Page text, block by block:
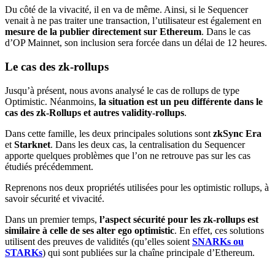
Du côté de la vivacité, il en va de même. Ainsi, si le Sequencer
venait à ne pas traiter une transaction, l’utilisateur est également en
mesure de la publier directement sur Ethereum. Dans le cas
d’OP Mainnet, son inclusion sera forcée dans un délai de 12 heures.
Le cas des zk-rollups
Jusqu’à présent, nous avons analysé le cas de rollups de type
Optimistic. Néanmoins, la situation est un peu différente dans le
cas des zk-Rollups et autres validity-rollups.
Dans cette famille, les deux principales solutions sont zkSync Era
et Starknet. Dans les deux cas, la centralisation du Sequencer
apporte quelques problèmes que l’on ne retrouve pas sur les cas
étudiés précédemment.
Reprenons nos deux propriétés utilisées pour les optimistic rollups, à
savoir sécurité et vivacité.
Dans un premier temps, l’aspect sécurité pour les zk-rollups est
similaire à celle de ses alter ego optimistic. En effet, ces solutions
utilisent des preuves de validités (qu’elles soient SNARKs ou
STARKs) qui sont publiées sur la chaîne principale d’Ethereum.